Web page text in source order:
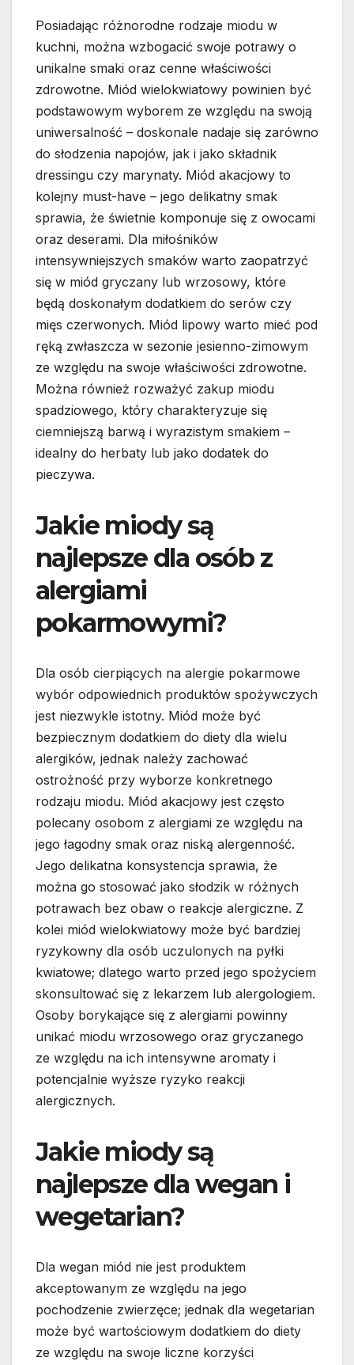
Posiadając różnorodne rodzaje miodu w
kuchni, można wzbogacić swoje potrawy o
unikalne smaki oraz cenne właściwości
zdrowotne. Miód wielokwiatowy powinien być
podstawowym wyborem ze względu na swoją
uniwersalność – doskonale nadaje się zarówno
do słodzenia napojów, jak i jako składnik
dressingu czy marynaty. Miód akacjowy to
kolejny must-have – jego delikatny smak
sprawia, że świetnie komponuje się z owocami
oraz deserami. Dla miłośników
intensywniejszych smaków warto zaopatrzyć
się w miód gryczany lub wrzosowy, które
będą doskonałym dodatkiem do serów czy
mięs czerwonych. Miód lipowy warto mieć pod
ręką zwłaszcza w sezonie jesienno-zimowym
ze względu na swoje właściwości zdrowotne.
Można również rozważyć zakup miodu
spadziowego, który charakteryzuje się
ciemniejszą barwą i wyrazistym smakiem –
idealny do herbaty lub jako dodatek do
pieczywa.
Jakie miody są
najlepsze dla osób z
alergiami
pokarmowymi?
Dla osób cierpiących na alergie pokarmowe
wybór odpowiednich produktów spożywczych
jest niezwykle istotny. Miód może być
bezpiecznym dodatkiem do diety dla wielu
alergików, jednak należy zachować
ostrożność przy wyborze konkretnego
rodzaju miodu. Miód akacjowy jest często
polecany osobom z alergiami ze względu na
jego łagodny smak oraz niską alergenność.
Jego delikatna konsystencja sprawia, że
można go stosować jako słodzik w różnych
potrawach bez obaw o reakcje alergiczne. Z
kolei miód wielokwiatowy może być bardziej
ryzykowny dla osób uczulonych na pyłki
kwiatowe; dlatego warto przed jego spożyciem
skonsultować się z lekarzem lub alergologiem.
Osoby borykające się z alergiami powinny
unikać miodu wrzosowego oraz gryczanego
ze względu na ich intensywne aromaty i
potencjalnie wyższe ryzyko reakcji
alergicznych.
Jakie miody są
najlepsze dla wegan i
wegetarian?
Dla wegan miód nie jest produktem
akceptowanym ze względu na jego
pochodzenie zwierzęce; jednak dla wegetarian
może być wartościowym dodatkiem do diety
ze względu na swoje liczne korzyści